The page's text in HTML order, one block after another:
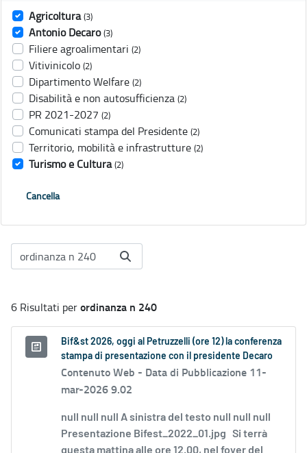
Agricoltura (3)
Antonio Decaro (3)
Filiere agroalimentari (2)
Vitivinicolo (2)
Dipartimento Welfare (2)
Disabilità e non autosufficienza (2)
PR 2021-2027 (2)
Comunicati stampa del Presidente (2)
Territorio, mobilità e infrastrutture (2)
Turismo e Cultura (2)
Cancella
6 Risultati perordinanza n 240
Bif&st 2026, oggi al Petruzzelli (ore 12) la conferenza
stampa di presentazione con il presidente Decaro
Contenuto Web - Data di Pubblicazione 11-
mar-2026 9.02
null null null A sinistra del testo null null null
Presentazione Bifest_2022_01.jpg Si terrà
questa mattina alle ore 12.00, nel foyer del